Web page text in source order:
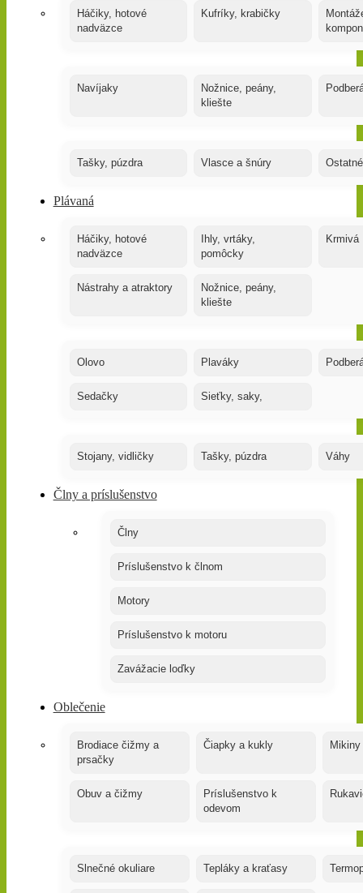
Háčiky, hotové
nadväzce
Kufríky, krabičky
Navíjaky
Nožnice, peány,
kliešte
Tašky, púzdra Vlasce a šnúry
Plávaná
Háčiky, hotové
nadväzce
Ihly, vrtáky,
pomôcky
Krmivá
Nástrahy a atraktory
Nožnice, peány,
kliešte
Olovo Plaváky
Sedačky Sieťky, saky,
Stojany, vidličky Tašky, púzdra Váhy
Člny a príslušenstvo
Člny
Príslušenstvo k člnom
Motory
Príslušenstvo k motoru
Zavážacie loďky
Oblečenie
Brodiace čižmy a
prsačky
Čiapky a kukly Mikiny
Obuv a čižmy
Príslušenstvo k
odevom
Slnečné okuliare Tepláky a kraťasy